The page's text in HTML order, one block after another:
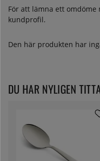
För att lämna ett omdöme
kundprofil.
Den här produkten har
DU HAR NYLIGEN